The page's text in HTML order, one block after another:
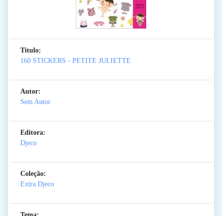
Titulo:
160 STICKERS - PETITE JULIETTE
Autor:
Sem Autor
Editora:
Djeco
Coleção:
Extra Djeco